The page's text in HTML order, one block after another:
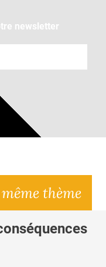
newsletter
thème